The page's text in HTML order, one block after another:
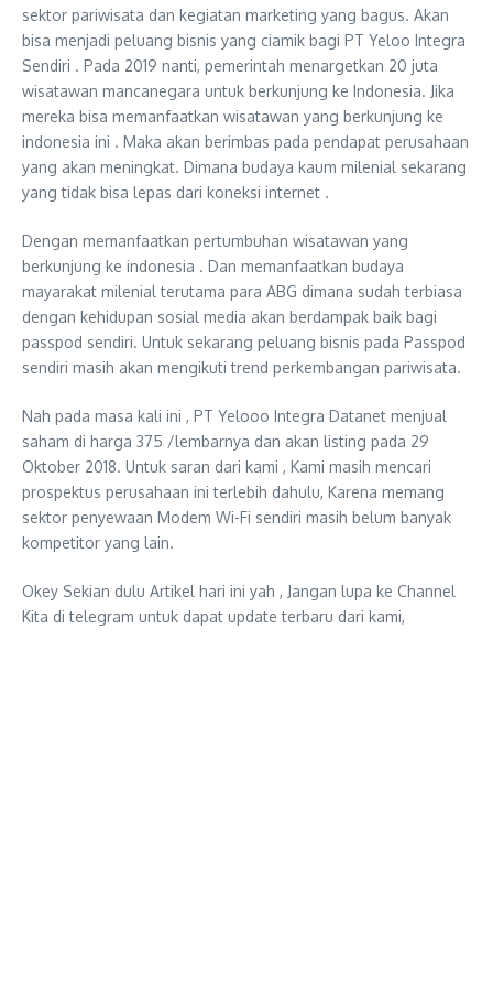
sektor pariwisata dan kegiatan marketing yang bagus. Akan
bisa menjadi peluang bisnis yang ciamik bagi PT Yeloo Integra
Sendiri . Pada 2019 nanti, pemerintah menargetkan 20 juta
wisatawan mancanegara untuk berkunjung ke Indonesia. Jika
mereka bisa memanfaatkan wisatawan yang berkunjung ke
indonesia ini . Maka akan berimbas pada pendapat perusahaan
yang akan meningkat. Dimana budaya kaum milenial sekarang
yang tidak bisa lepas dari koneksi internet .
Dengan memanfaatkan pertumbuhan wisatawan yang
berkunjung ke indonesia . Dan memanfaatkan budaya
mayarakat milenial terutama para ABG dimana sudah terbiasa
dengan kehidupan sosial media akan berdampak baik bagi
passpod sendiri. Untuk sekarang peluang bisnis pada Passpod
sendiri masih akan mengikuti trend perkembangan pariwisata.
Nah pada masa kali ini , PT Yelooo Integra Datanet menjual
saham di harga 375 /lembarnya dan akan listing pada 29
Oktober 2018. Untuk saran dari kami , Kami masih mencari
prospektus perusahaan ini terlebih dahulu, Karena memang
sektor penyewaan Modem Wi-Fi sendiri masih belum banyak
kompetitor yang lain.
Okey Sekian dulu Artikel hari ini yah , Jangan lupa ke Channel
Kita di telegram untuk dapat update terbaru dari kami,